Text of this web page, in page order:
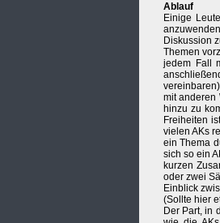
Ablauf
Einige
Diskussion
Themen
jedem Fall
mit anderen
hinzu zu
Freiheiten
vielen AKs
ein Thema
sich so ein
kurzen
oder zwei
Einblick
(Sollte hier
Der Part, in